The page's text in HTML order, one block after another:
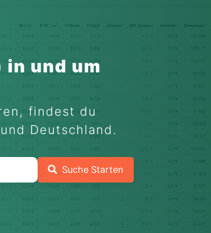
und um
findest du
Deutschland.
Suche Starten